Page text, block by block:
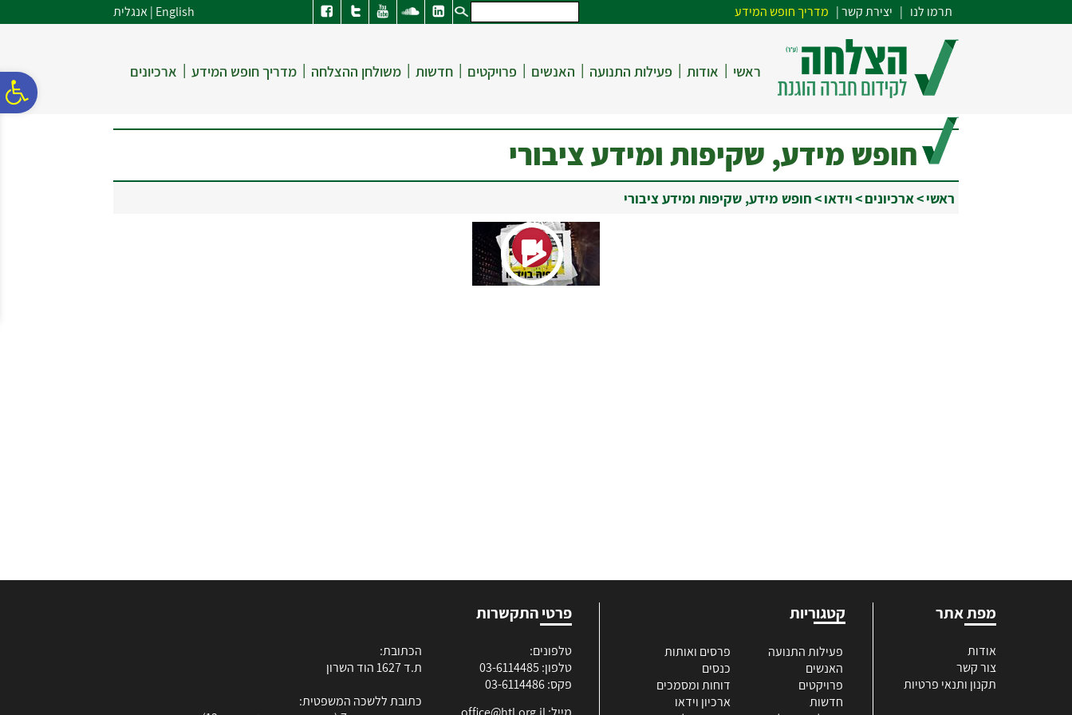
נגישות
אתר
המרכזי
תרמו לנו | יצירת קשר| מדריך חופש המידע English
|אנגלית
ראשי | אודות | פעילות התנועה | האנשים | פרויקטים | חדשות | משולחן ההצלחה | מדריך חופש המידע | ארכיונים
חופש מידע, שקיפות ומידע ציבורי
ראשי>ארכיונים>וידאו>חופש מידע, שקיפות ומידע ציבורי
מפת אתר
אודות
צור קשר
תקנון ותנאי פרטיות
קטגוריות
פעילות התנועה
האנשים
פרויקטים
חדשות
פרסים ואותות
כנסים
דוחות ומסמכים
ארכיון וידאו
פרטי התקשרות
טלפונים:
טלפון: 03-6114485
פקס: 03-6114486
הכתובת:
ת.ד 1627 הוד השרון
כתובת ללשכה המשפטית: